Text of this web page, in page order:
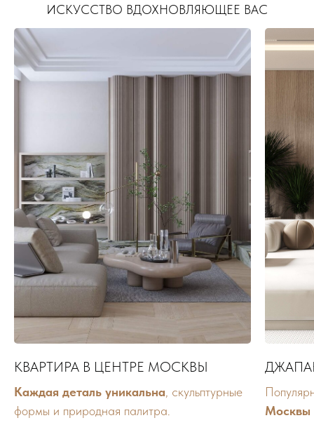
ИСКУССТВО ВДОХНОВЛЯЮЩЕЕ ВАС
КВАРТИРА В ЦЕНТРЕ МОСКВЫ
Каждая деталь уникальна , скульптурные
формы и природная палитра.
Москвы